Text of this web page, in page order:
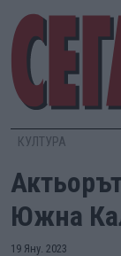
КУЛТУРА
Южна
19 Яну. 2023